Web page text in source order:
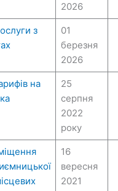
2026
з
01
березня
2026
на
25
серпня
2022
року
16
вересня
2021